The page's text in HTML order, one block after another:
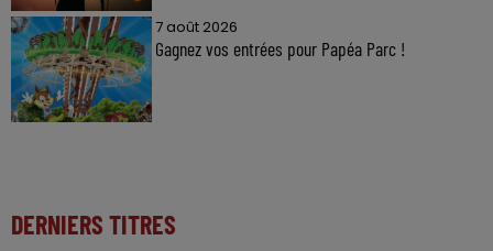
7 août 2026
Gagnez vos entrées pour Papéa Parc !
DERNIERS TITRES